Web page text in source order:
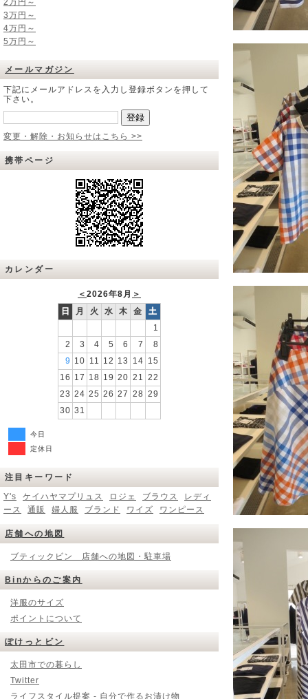
2万円～
3万円～
4万円～
5万円～
メールマガジン
下記にメールアドレスを入力し登録ボタンを押して
下さい。
変更・解除・お知らせはこちら >>
携帯ページ
カレンダー
＜ 2026年8月 ＞
日
月 火 水 木 金
土
1
2
3 4 5 6 7
8
9 10 11 12 13 14 15
16 17 18 19 20 21 22
23 24 25 26 27 28 29
30 31
今日
定休日
注目キーワード
Y's
ケイハヤマプリュス ロジェ ブラウス
レディ
ース
通販 婦人服 ブランド ワイズ ワンピース
店舗への地図
ブティックビン 店舗への地図・駐車場
Binからのご案内
洋服のサイズ
ポイントについて
ぽけっとビン
太田市での暮らし
Twitter
ライフスタイル提案 - 自分で作るお漬け物